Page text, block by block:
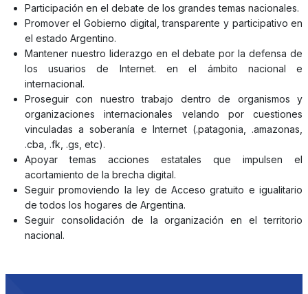
Participación en el debate de los grandes temas nacionales.
Promover el Gobierno digital, transparente y participativo en
el estado Argentino.
Mantener nuestro liderazgo en el debate por la defensa de
los usuarios de Internet. en el ámbito nacional e
internacional.
Proseguir con nuestro trabajo dentro de organismos y
organizaciones internacionales velando por cuestiones
vinculadas a soberanía e Internet (.patagonia, .amazonas,
.cba, .fk, .gs, etc).
Apoyar temas acciones estatales que impulsen el
acortamiento de la brecha digital.
Seguir promoviendo la ley de Acceso gratuito e igualitario
de todos los hogares de Argentina.
Seguir consolidación de la organización en el territorio
nacional.